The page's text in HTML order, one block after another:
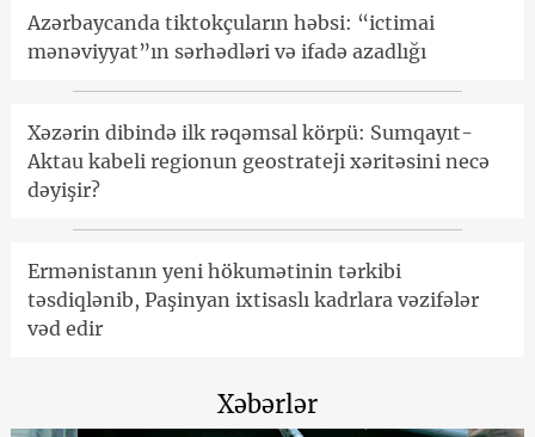
Azərbaycanda tiktokçuların həbsi: “ictimai
mənəviyyat”ın sərhədləri və ifadə azadlığı
Xəzərin dibində ilk rəqəmsal körpü: Sumqayıt-
Aktau kabeli regionun geostrateji xəritəsini necə
dəyişir?
Ermənistanın yeni hökumətinin tərkibi
təsdiqlənib, Paşinyan ixtisaslı kadrlara vəzifələr
vəd edir
Xəbərlər